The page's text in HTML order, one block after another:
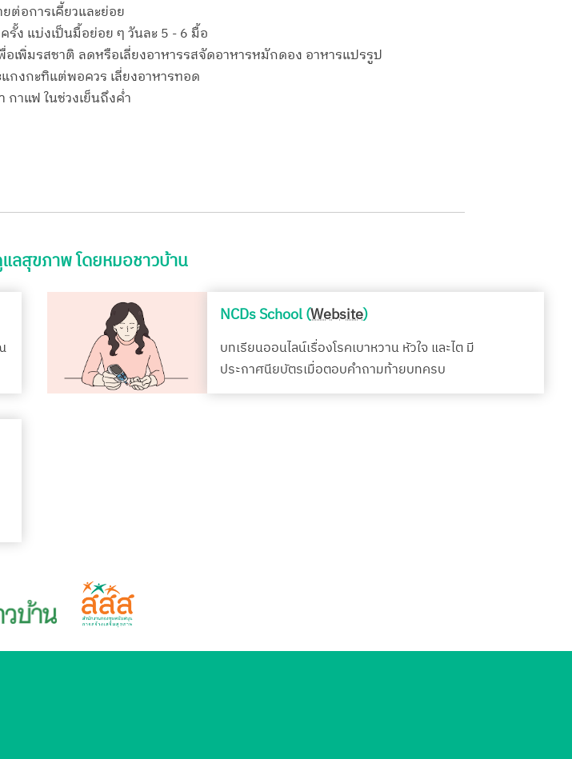
ต่อการเคี้ยวและย่อย
ง แบ่งเป็นมื้อย่อย ๆ วันละ 5 - 6 มื้อ
เพิ่มรสชาติ ลดหรือเลี่ยงอาหารรสจัดอาหารหมักดอง อาหารแปรรูป
กงกะทิแต่พอควร เลี่ยงอาหารทอด
กาแฟ ในช่วงเย็นถึงค่ำ
ลสุขภาพ โดยหมอชาวบ้าน
NCDs School (Website)
บทเรียนออนไลน์เรื่องโรคเบาหวาน หัวใจ และไต มี
ประกาศนียบัตรเมื่อตอบคำถามท้ายบทครบ